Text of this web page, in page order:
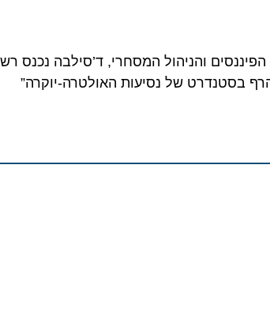
והניהול המסחרי, ד’סילבה נכנס רשמית
של נסיעות האולטרה-יוקרה”